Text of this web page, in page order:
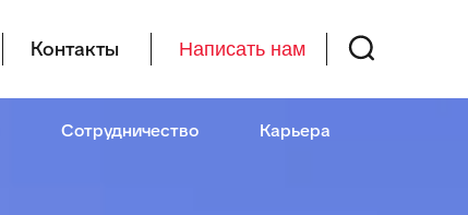
Контакты Написать нам
Сотрудничество Карьера